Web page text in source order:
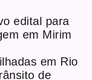
edital para
em Mirim
em Rio
de